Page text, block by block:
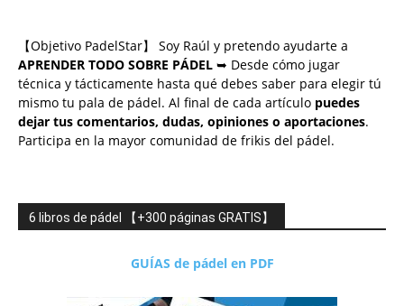
【Objetivo PadelStar】 Soy Raúl y pretendo ayudarte a
APRENDER TODO SOBRE PÁDEL ➥ Desde cómo jugar
técnica y tácticamente hasta qué debes saber para elegir tú
mismo tu pala de pádel. Al final de cada artículo puedes
dejar tus comentarios, dudas, opiniones o aportaciones.
Participa en la mayor comunidad de frikis del pádel.
6 libros de pádel 【+300 páginas GRATIS】
GUÍAS de pádel en PDF